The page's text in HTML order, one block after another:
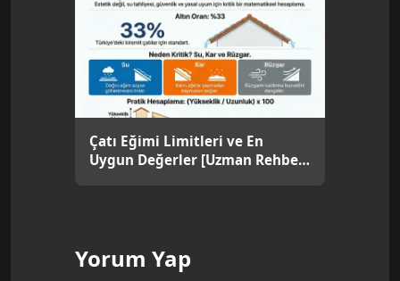
Çatı Eğimi Limitleri ve En
Uygun Değerler [Uzman Rehber
Yorum Yap